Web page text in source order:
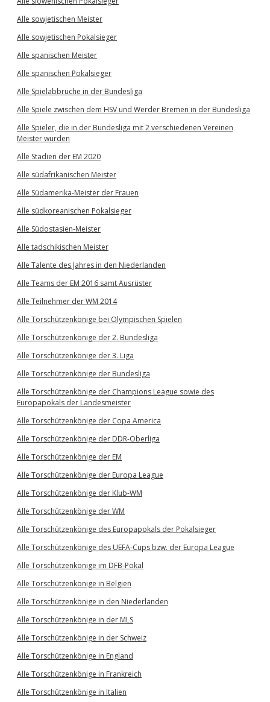
Alle sowjetischen Meister
Alle sowjetischen Pokalsieger
Alle spanischen Meister
Alle spanischen Pokalsieger
Alle Spielabbrüche in der Bundesliga
Alle Spiele zwischen dem HSV und Werder Bremen in der Bundesliga
Alle Spieler, die in der Bundesliga mit 2 verschiedenen Vereinen
Meister wurden
Alle Stadien der EM 2020
Alle südafrikanischen Meister
Alle Südamerika-Meister der Frauen
Alle südkoreanischen Pokalsieger
Alle Südostasien-Meister
Alle tadschikischen Meister
Alle Talente des Jahres in den Niederlanden
Alle Teams der EM 2016 samt Ausrüster
Alle Teilnehmer der WM 2014
Alle Torschützenkönige bei Olympischen Spielen
Alle Torschützenkönige der 2. Bundesliga
Alle Torschützenkönige der 3. Liga
Alle Torschützenkönige der Bundesliga
Alle Torschützenkönige der Champions League sowie des
Europapokals der Landesmeister
Alle Torschützenkönige der Copa America
Alle Torschützenkönige der DDR-Oberliga
Alle Torschützenkönige der EM
Alle Torschützenkönige der Europa League
Alle Torschützenkönige der Klub-WM
Alle Torschützenkönige der WM
Alle Torschützenkönige des Europapokals der Pokalsieger
Alle Torschützenkönige des UEFA-Cups bzw. der Europa League
Alle Torschützenkönige im DFB-Pokal
Alle Torschützenkönige in Belgien
Alle Torschützenkönige in den Niederlanden
Alle Torschützenkönige in der MLS
Alle Torschützenkönige in der Schweiz
Alle Torschützenkönige in England
Alle Torschützenkönige in Frankreich
Alle Torschützenkönige in Italien